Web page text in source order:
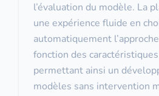
l’évaluation du modèle. La
une expérience fluide en
automatiquement
fonction des
permettant ainsi un
modèles sans intervention